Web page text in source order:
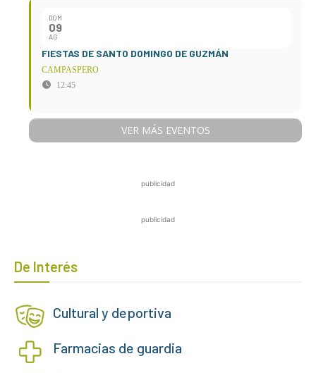
DOM
09
AG
FIESTAS DE SANTO DOMINGO DE GUZMÁN
CAMPASPERO
12:45
VER MÁS EVENTOS
publicidad
publicidad
De Interés
Cultural y deportiva
Farmacias de guardia